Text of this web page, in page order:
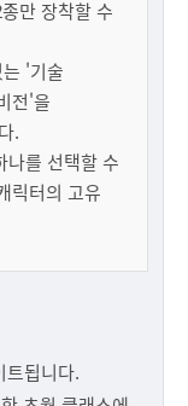
만 장착할 수
'기술
전'을
.
나를 선택할 수
릭터의 고유
트됩니다.